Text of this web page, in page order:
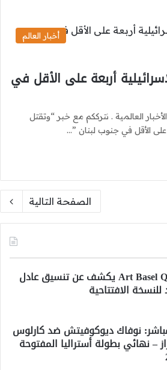
أخبار العالم
أربعة على الأقل في
متابعات الأخبار العالمية . نترككم مع خبر “وتقتل
على الأقل في جنوب لبنان ”…
الصفحة التالية
Art Basel Qatar يكشف عن تنسيق عادل
الافتتاحية
نوفاك ديوكوفيتش ضد كارلوس
– نهائي بطولة أستراليا المفتوحة